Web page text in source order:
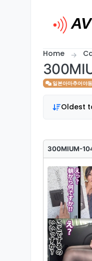
Home
일본아마추어야동
Oldest
300MIUM-